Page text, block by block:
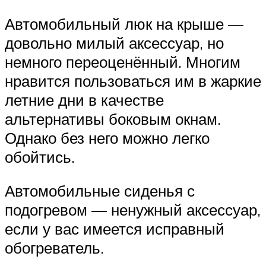
Автомобильный люк на крыше —
довольно милый аксессуар, но
немного переоценённый. Многим
нравится пользоваться им в жаркие
летние дни в качестве
альтернативы боковым окнам.
Однако без него можно легко
обойтись.
Автомобильные сиденья с
подогревом — ненужный аксессуар,
если у вас имеется исправный
обогреватель.